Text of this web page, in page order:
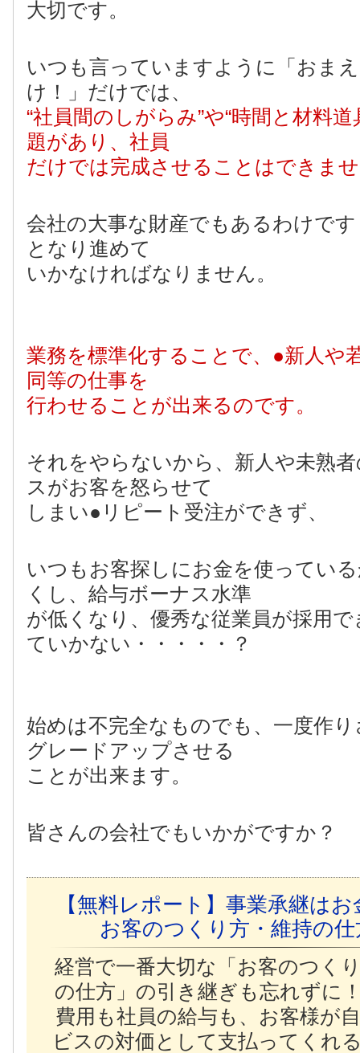
大切です。
いつも言っていますように「おま
け！」だけでは、
“社員間のしがらみ”や“時間と材料
題があり、社員
だけでは完成させることはできま
会社の大事な財産でもあるわけで
となり進めて
いかなければなりません。
業務を標準化することで、●新人や
同等の仕事を
行わせることが出来るのです。
それをやらないから、新人や未熟
スがお客を怒らせて
しまい●リピート受注ができず、
いつもお客探しにお金を使ってい
くし、給与ボーナス水準
が低くなり、優秀な従業員が採用
ていかない・・・・・？
始めは不完全なものでも、一度作
グレードアップさせる
ことが出来ます。
皆さんの会社でもいかがですか？
【無料レポート】事業承継は
お客のつくり方・維持の
経営で一番大切な「お客のつく
の仕方」の引き継ぎも忘れずに
費用も社員の給与も、お客様が
ビスの対価として支払ってくれ